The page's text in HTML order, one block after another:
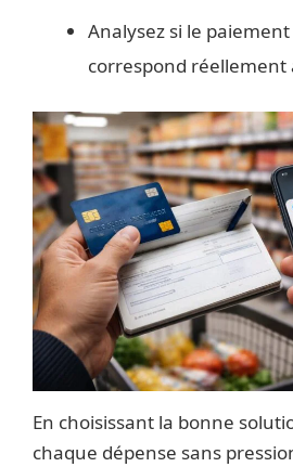
Analysez si le
correspond réellement
En choisissant la bonne
chaque dépense sans